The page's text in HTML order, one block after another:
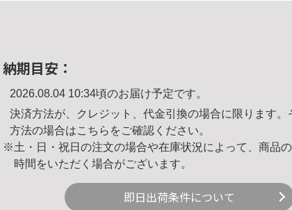
納期目安：
2026.08.04 10:34頃のお届け予定です。
決済方法が、クレジット、代金引換の場合に限ります。
方法の場合はこちら をご確認ください。
※土・日・祝日の注文の場合や在庫状況によって、商品
時間をいただく場合がございます。
即日出荷条件について